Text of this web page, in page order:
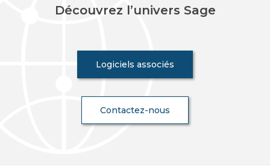
Découvrez l’univers Sage
Logiciels associés
Contactez-nous